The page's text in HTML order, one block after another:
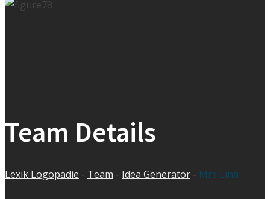
Team Details
Lexik Logopädie - Team - Idea Generator - Mrs Lina